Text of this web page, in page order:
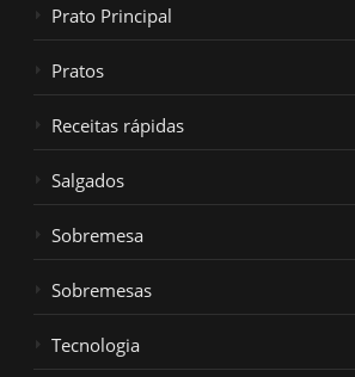
Prato Principal
Pratos
Receitas rápidas
Salgados
Sobremesa
Sobremesas
Tecnologia